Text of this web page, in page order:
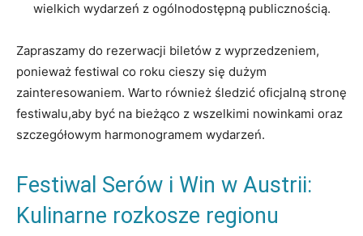
wielkich wydarzeń​ z‌ ogólnodostępną publicznością.
Zapraszamy‍ do rezerwacji ‍biletów z wyprzedzeniem,
ponieważ festiwal‍ co roku cieszy się ⁣dużym‌
zainteresowaniem. Warto również śledzić oficjalną stronę
festiwalu,aby być na bieżąco z wszelkimi nowinkami⁤ oraz
szczegółowym harmonogramem wydarzeń.
Festiwal Serów i Win w ‌Austrii:
Kulinarne rozkosze regionu